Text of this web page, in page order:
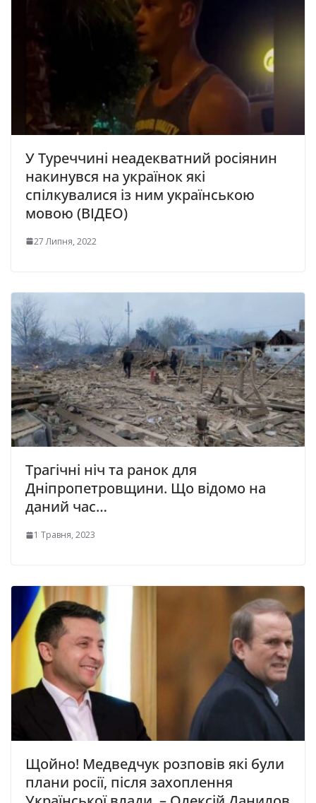
У Туреччині неадекватний росіянин
накинувся на українок які
спілкувалися із ним українською
мовою (ВІДЕО)
27 Липня, 2022
Трагічні ніч та ранок для
Дніпропетровщини. Що відомо на
даний час…
1 Травня, 2023
Щойно! Медведчук розповів які були
плани росії, після захоплення